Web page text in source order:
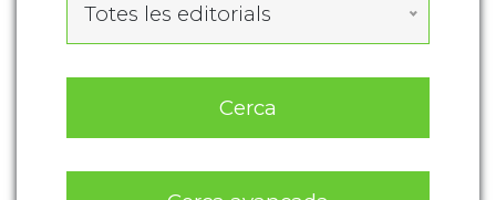
Totes les editorials
Cerca